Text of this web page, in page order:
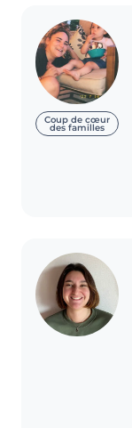
Coup de cœur
des familles